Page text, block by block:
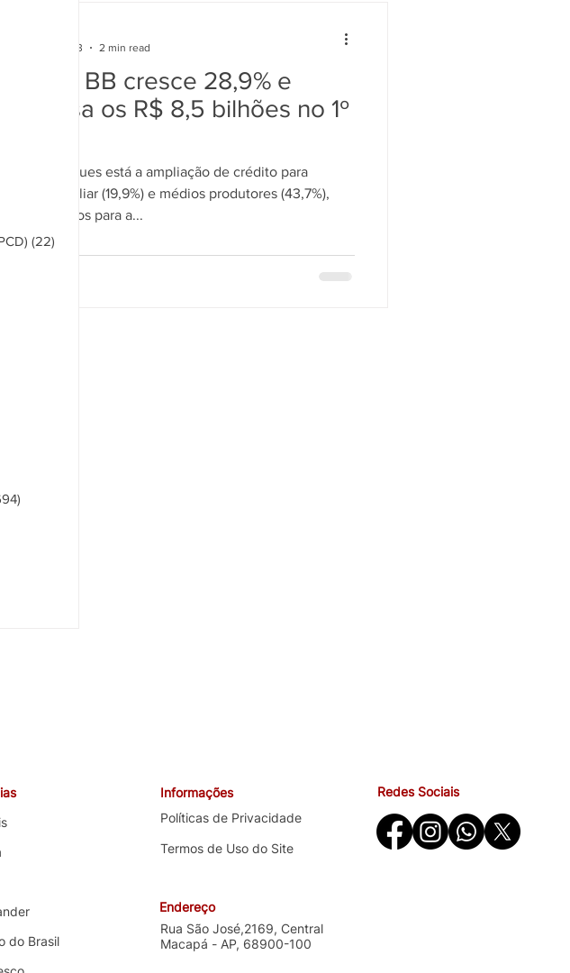
do BB cresce 28,9% e
os R$ 8,5 bilhões no 1º
os destaques está a ampliação de crédito para
familiar (19,9%) e médios produtores (43,7%),
desembolsos para a...
May 16, 2023
2 min read
(22)
do Brasil
Informações
Políticas de Privacidade
Termos de Uso do Site
Redes Sociais
Endereço
Rua São José,2169, Central
Macapá - AP, 68900-100